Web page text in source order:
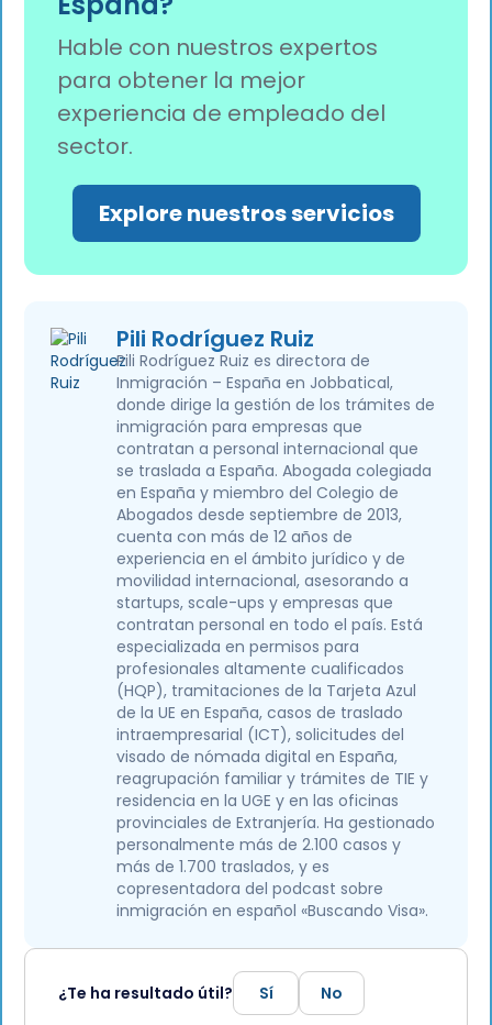
Hable con nuestros expertos
para obtener la mejor
experiencia de empleado del
sector.
Explore nuestros servicios
Pili Rodríguez Ruiz
Pili Rodríguez Ruiz es directora de
Inmigración – España en Jobbatical,
donde dirige la gestión de los trámites de
inmigración para empresas que
contratan a personal internacional que
se traslada a España. Abogada colegiada
en España y miembro del Colegio de
Abogados desde septiembre de 2013,
cuenta con más de 12 años de
experiencia en el ámbito jurídico y de
movilidad internacional, asesorando a
startups, scale-ups y empresas que
contratan personal en todo el país. Está
especializada en permisos para
profesionales altamente cualificados
(HQP), tramitaciones de la Tarjeta Azul
de la UE en España, casos de traslado
intraempresarial (ICT), solicitudes del
visado de nómada digital en España,
reagrupación familiar y trámites de TIE y
residencia en la UGE y en las oficinas
provinciales de Extranjería. Ha gestionado
personalmente más de 2.100 casos y
más de 1.700 traslados, y es
copresentadora del podcast sobre
inmigración en español «Buscando Visa».
¿Te ha resultado útil? Sí No